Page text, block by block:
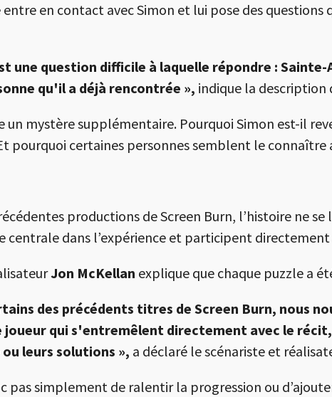
en contact avec Simon et lui pose des
une question difficile à laquelle répondre :
qu'il a déjà rencontrée », indique la description
un mystère supplémentaire. Pourquoi Simon est-il
pourquoi certaines personnes semblent le connaître
productions de Screen Burn, l’histoire ne
centrale dans l’expérience et participent
Jon McKellan explique que chaque puzzle a
des précédents titres de Screen Burn, nous
joueur qui s'entremêlent directement avec le
leurs solutions », a déclaré le scénariste et
pas simplement de ralentir la progression ou